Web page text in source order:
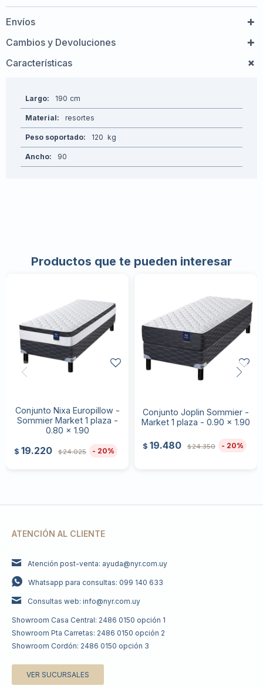
Envíos
Cambios y Devoluciones
Características
Largo 190
Material resortes
Peso soportado 120
Ancho 90
Productos que te pueden interesar
Conjunto Nixa Europillow -
Sommier Market 1 plaza -
0.80 x 1.90
$ 19.220 $24.025 20
Conjunto Joplin Sommier -
Market 1 plaza - 0.90 x 1.90
$ 19.480 $24.350 20
ATENCIÓN AL CLIENTE
Atención post-venta: ayuda@nyr.com.uy
Whatsapp para consultas: 099 140 633
Consultas web: info@nyr.com.uy
Showroom Casa Central: 2486 0150 opción 1
Showroom Pta Carretas: 2486 0150 opción 2
Showroom Cordón: 2486 0150 opción 3
VER SUCURSALES